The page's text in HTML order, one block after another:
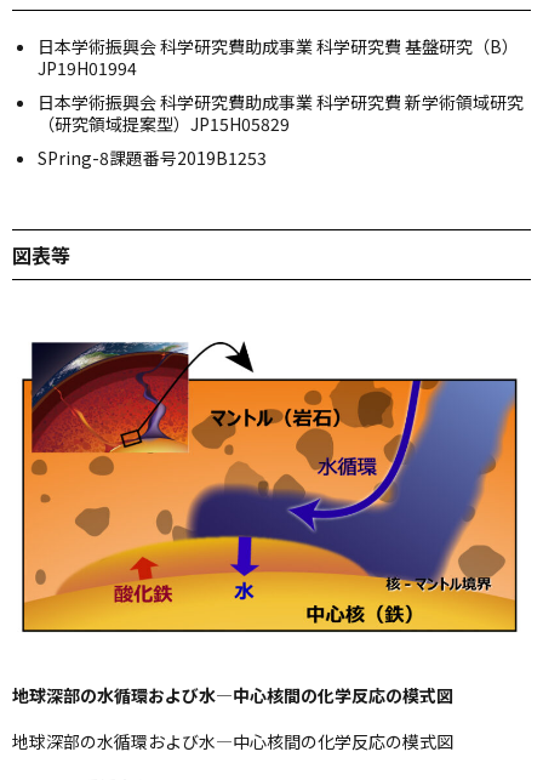
日本学術振興会 科学研究費助成事業 科学研究費 基盤研究（B）
JP19H01994
日本学術振興会 科学研究費助成事業 科学研究費 新学術領域研究
（研究領域提案型）JP15H05829
SPring-8課題番号2019B1253
図表等
地球深部の水循環および水―中心核間の化学反応の模式図
地球深部の水循環および水―中心核間の化学反応の模式図